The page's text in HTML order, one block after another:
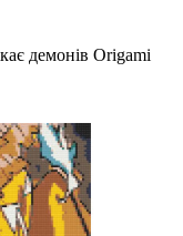
демонів Origami